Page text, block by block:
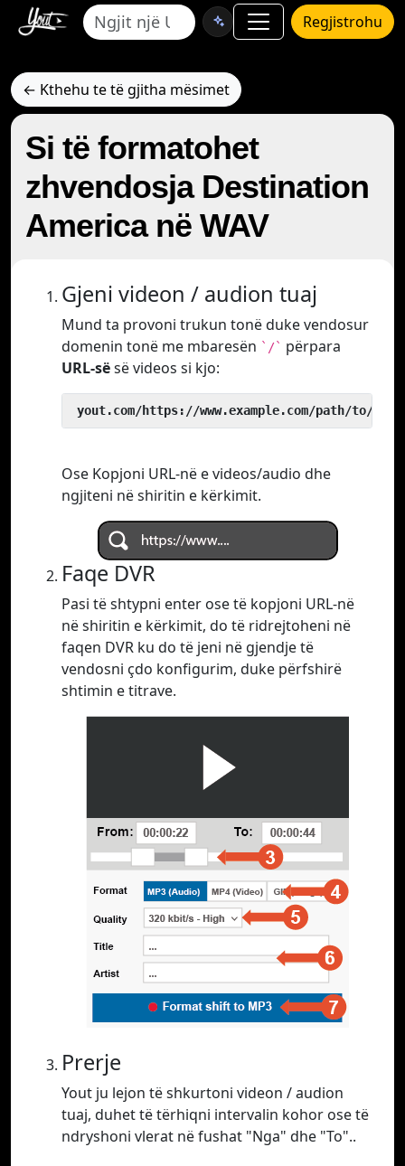
Regjistrohu
← Kthehu te të gjitha mësimet
Si të formatohet
zhvendosja Destination
America në WAV
Gjeni videon / audion tuaj
Mund ta provoni trukun tonë duke vendosur
domenin tonë me mbaresën `/` përpara
URL-sësë videos si kjo:
yout.com/https://www.example.com/path/to/
Ose Kopjoni URL-në e videos/audio dhe
ngjiteni në shiritin e kërkimit.
Faqe DVR
Pasi të shtypni enter ose të kopjoni URL-në
në shiritin e kërkimit, do të ridrejtoheni në
faqen DVR ku do të jeni në gjendje të
vendosni çdo konfigurim, duke përfshirë
shtimin e titrave.
Prerje
Yout ju lejon të shkurtoni videon / audion
tuaj, duhet të tërhiqni intervalin kohor ose të
ndryshoni vlerat në fushat "Nga" dhe "To"..